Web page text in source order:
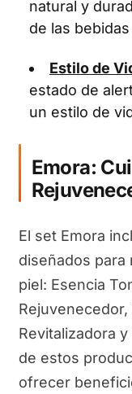
natural y
de las
Estilo de
estado de
un estilo de
Emora:
El set Emora
diseñados para
piel: Esencia
Revitalizadora
de estos
ofrecer